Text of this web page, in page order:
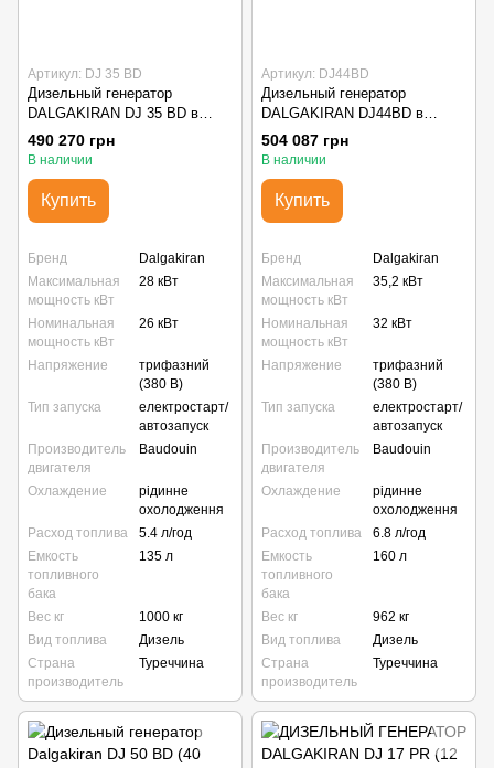
Артикул: DJ 35 BD
Дизельный генератор
DALGAKIRAN DJ 35 BD в
капоте SMART (28 кВт)
490 270 грн
В наличии
Купить
Бренд
Dalgakiran
Максимальная
мощность кВт
28 кВт
Номинальная
мощность кВт
26 кВт
Напряжение
трифазний
(380 В)
Тип запуска
електростарт/
автозапуск
Производитель
двигателя
Baudouin
Охлаждение
рідинне
охолодження
Расход топлива
5.4 л/год
Емкость
топливного
бака
135 л
Вес кг
1000 кг
Вид топлива
Дизель
Страна
производитель
Туреччина
Артикул: DJ44BD
Дизельный генератор
DALGAKIRAN DJ44BD в
капоте SMART (35 кВт)
504 087 грн
В наличии
Купить
Бренд
Dalgakiran
Максимальная
мощность кВт
35,2 кВт
Номинальная
мощность кВт
32 кВт
Напряжение
трифазний
(380 В)
Тип запуска
електростарт/
автозапуск
Производитель
двигателя
Baudouin
Охлаждение
рідинне
охолодження
Расход топлива
6.8 л/год
Емкость
топливного
бака
160 л
Вес кг
962 кг
Вид топлива
Дизель
Страна
производитель
Туреччина